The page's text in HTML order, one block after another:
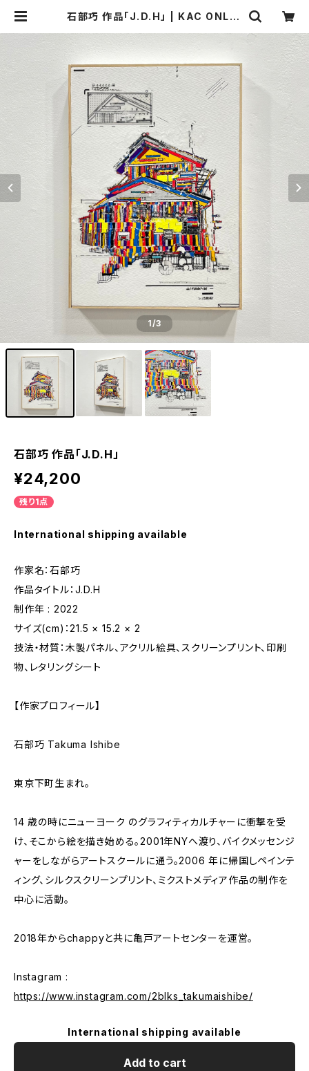
石部巧 作品「J.D.H」 | KAC ONLIN
1/3
石部巧 作品「J.D.H」
¥24,200
残り1点
International shipping available
作家名：石部巧
作品タイトル：J.D.H
制作年 : 2022
サイズ(cm)：21.5 × 15.2 × 2
技法・材質：木製パネル、アクリル絵具、スクリーンプリント、印刷
物、レタリングシート
【作家プロフィール】
石部巧 Takuma Ishibe
東京下町生まれ。
14 歳の時にニューヨーク のグラフィティカルチャーに衝撃を受
け、そこから絵を描き始める。2001年NYへ渡り、バイクメッセンジ
ャーをしながらアートスクールに通う。2006 年に帰国しペインテ
ィング、シルクスクリーンプリント、ミクストメディア作品の制作を
中心に活動。
2018年からchappyと共に亀戸アートセンターを運営。
Instagram :
https://www.instagram.com/2blks_takumaishibe/
International shipping available
Add to cart